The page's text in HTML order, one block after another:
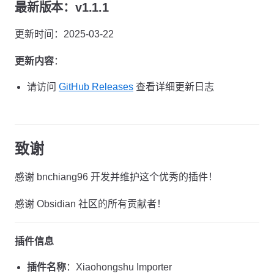
最新版本：v1.1.1
更新时间：2025-03-22
更新内容：
请访问 GitHub Releases 查看详细更新日志
致谢
感谢 bnchiang96 开发并维护这个优秀的插件！
感谢 Obsidian 社区的所有贡献者！
插件信息
插件名称：Xiaohongshu Importer